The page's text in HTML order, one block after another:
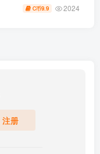
C币9.9 2024
注册